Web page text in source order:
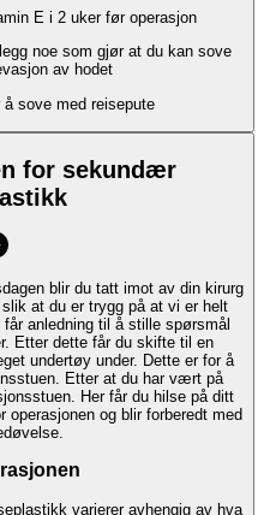
E i 2 uker før operasjon
noe som gjør at du kan sove
av hodet
å sove med reisepute
for sekundær
blir du tatt imot av din kirurg
at du er trygg på at vi er helt
anledning til å stille spørsmål
Etter dette får du skifte til en
undertøy under. Dette er for å
Etter at du har vært på
Her får du hilse på ditt
og blir forberedt med
varierer avhengig av hva